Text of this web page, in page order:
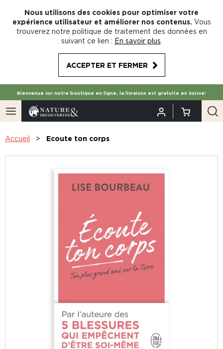
Nous utilisons des cookies pour optimiser votre
expérience utilisateur et améliorer nos contenus. Vous
trouverez notre politique de traitement des données en
suivant ce lien : En savoir plus
ACCEPTER ET FERMER
Bienvenue sur notre boutique en ligne, la livraison est gratuite en Suisse!
Accueil Ecoute ton corps